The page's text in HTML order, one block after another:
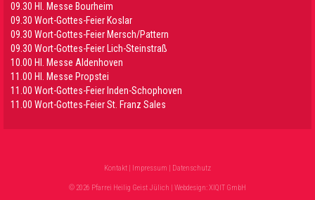
09.30 HI. Messe Bourheim
09.30 Wort-Gottes-Feier Koslar
09.30 Wort-Gottes-Feier Mersch/Pattern
09.30 Wort-Gottes-Feier Lich-Steinstraß
10.00 Hl. Messe Aldenhoven
11.00 Hl. Messe Propstei
11.00 Wort-Gottes-Feier Inden-Schophoven
11.00 Wort-Gottes-Feier St. Franz Sales
Kontakt | Impressum | Datenschutz
© 2026 Pfarrei Heilig Geist Jülich | Webdesign:XIQIT GmbH